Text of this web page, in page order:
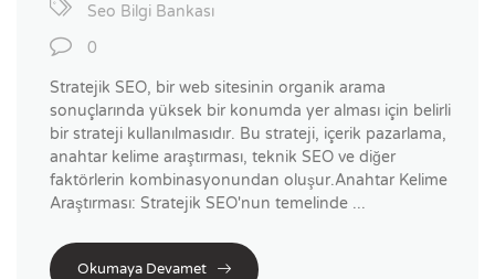
Seo Bilgi Bankası
0
Stratejik SEO, bir web sitesinin organik arama
sonuçlarında yüksek bir konumda yer alması için belirli
bir strateji kullanılmasıdır. Bu strateji, içerik pazarlama,
anahtar kelime araştırması, teknik SEO ve diğer
faktörlerin kombinasyonundan oluşur.Anahtar Kelime
Araştırması: Stratejik SEO'nun temelinde ...
Okumaya Devamet